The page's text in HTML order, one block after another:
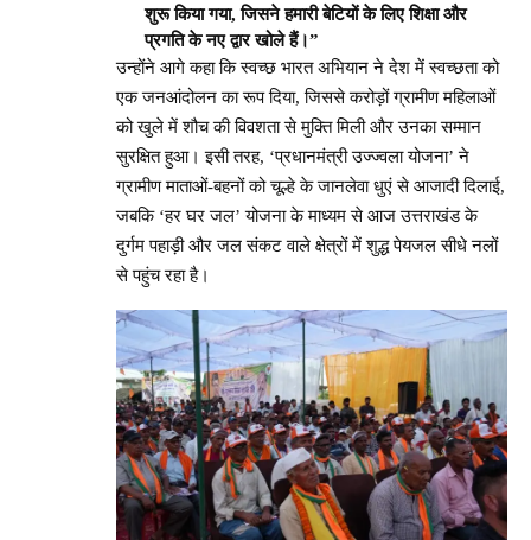
शुरू किया गया, जिसने हमारी बेटियों के लिए शिक्षा और
प्रगति के नए द्वार खोले हैं।”
उन्होंने आगे कहा कि स्वच्छ भारत अभियान ने देश में स्वच्छता को
एक जनआंदोलन का रूप दिया, जिससे करोड़ों ग्रामीण महिलाओं
को खुले में शौच की विवशता से मुक्ति मिली और उनका सम्मान
सुरक्षित हुआ। इसी तरह, ‘प्रधानमंत्री उज्ज्वला योजना’ ने
ग्रामीण माताओं-बहनों को चूल्हे के जानलेवा धुएं से आजादी दिलाई,
जबकि ‘हर घर जल’ योजना के माध्यम से आज उत्तराखंड के
दुर्गम पहाड़ी और जल संकट वाले क्षेत्रों में शुद्ध पेयजल सीधे नलों
से पहुंच रहा है।